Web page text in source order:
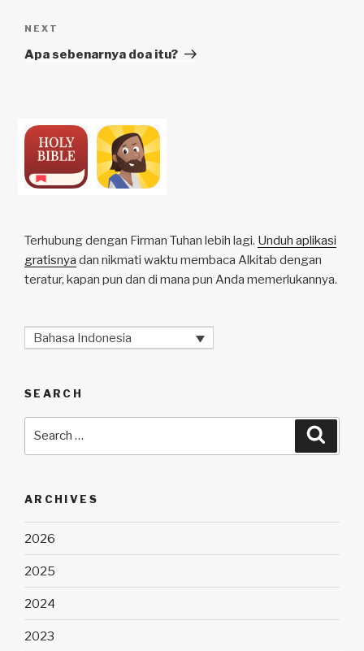
Next
Post
NEXT
Apa sebenarnya doa itu?
Terhubung dengan Firman Tuhan lebih lagi. Unduh aplikasi
gratisnya dan nikmati waktu membaca Alkitab dengan
teratur, kapan pun dan di mana pun Anda memerlukannya.
Bahasa Indonesia
SEARCH
ARCHIVES
2026
2025
2024
2023